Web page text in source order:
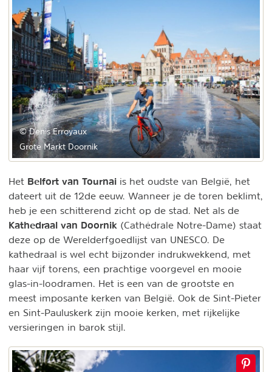
© Denis Erroyaux
Grote Markt Doornik
Het Belfort van Tournai is het oudste van België, het
dateert uit de 12de eeuw. Wanneer je de toren beklimt,
heb je een schitterend zicht op de stad. Net als de
Kathedraal van Doornik (Cathédrale Notre-Dame) staat
deze op de Werelderfgoedlijst van UNESCO. De
kathedraal is wel echt bijzonder indrukwekkend, met
haar vijf torens, een prachtige voorgevel en mooie
glas-in-loodramen. Het is een van de grootste en
meest imposante kerken van België. Ook de Sint-Pieter
en Sint-Pauluskerk zijn mooie kerken, met rijkelijke
versieringen in barok stijl.